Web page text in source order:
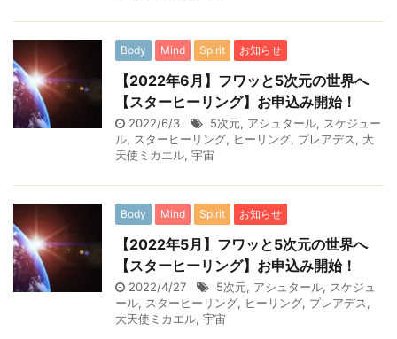
Body Mind Spirit お知らせ
【2022年6月】フワッと5次元の世界へ
【スターヒーリング】お申込み開始！
2022/6/3 5次元, アシュタール, スケジュー
ル, スターヒーリング, ヒーリング, プレアデス, 大
天使ミカエル, 宇宙
Body Mind Spirit お知らせ
【2022年5月】フワッと5次元の世界へ
【スターヒーリング】お申込み開始！
2022/4/27 5次元, アシュタール, スケジュ
ール, スターヒーリング, ヒーリング, プレアデス,
大天使ミカエル, 宇宙